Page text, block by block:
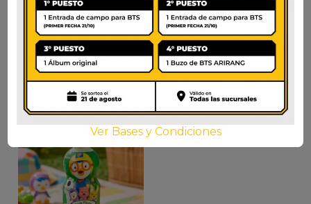
2.750
AÑADIR AL CARRITO
AÑADIR AL CARRITO
Ver Bases y Condiciones